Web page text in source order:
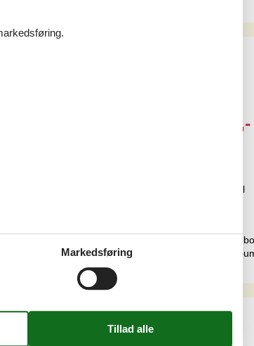
3.155,-
Grundareal
Sommerhuset egner sig til 6 personer.
udstyret med energibesparende luft til vand
Markedsføring